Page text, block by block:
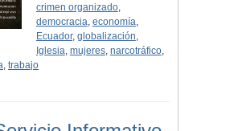
crimen organizado,
democracia, economía,
Ecuador, globalización,
Iglesia, mujeres, narcotráfico,
, trabajo